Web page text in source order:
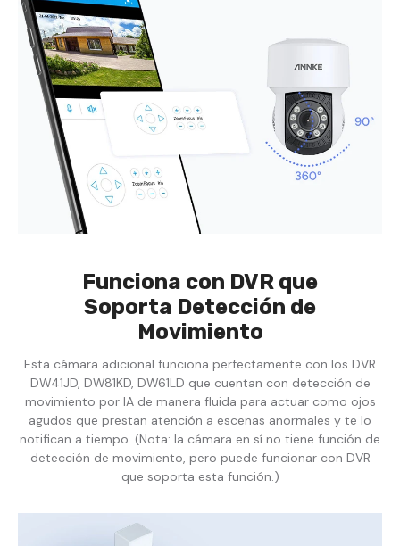
Funciona con DVR que
Soporta Detección de
Movimiento
Esta cámara adicional funciona perfectamente con los DVR
DW41JD, DW81KD, DW61LD que cuentan con detección de
movimiento por IA de manera fluida para actuar como ojos
agudos que prestan atención a escenas anormales y te lo
notifican a tiempo. (Nota: la cámara en sí no tiene función de
detección de movimiento, pero puede funcionar con DVR
que soporta esta función.)